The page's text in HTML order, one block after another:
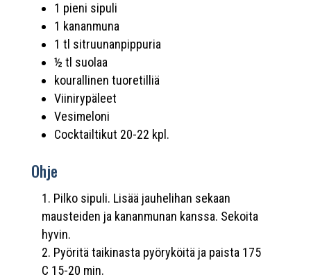
1 pieni sipuli
1 kananmuna
1 tl sitruunanpippuria
½ tl suolaa
kourallinen tuoretilliä
Viinirypäleet
Vesimeloni
Cocktailtikut 20-22 kpl.
Ohje
Pilko sipuli. Lisää jauhelihan sekaan
mausteiden ja kananmunan kanssa. Sekoita
hyvin.
Pyöritä taikinasta pyöryköitä ja paista 175
C 15-20 min.